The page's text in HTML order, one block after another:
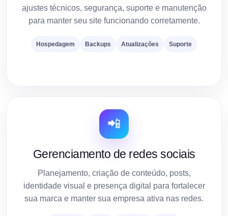
ajustes técnicos, segurança, suporte e manutenção
para manter seu site funcionando corretamente.
Hospedagem Backups Atualizações Suporte
📲
Gerenciamento de redes sociais
Planejamento, criação de conteúdo, posts,
identidade visual e presença digital para fortalecer
sua marca e manter sua empresa ativa nas redes.